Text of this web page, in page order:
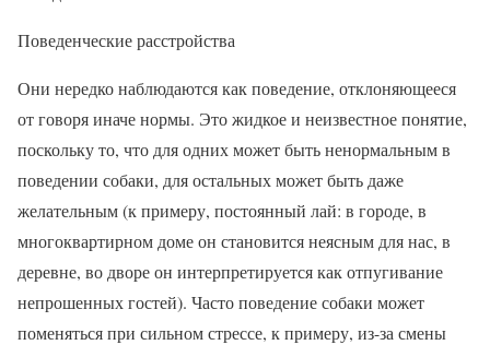
Поведенческие расстройства
Они нередко наблюдаются как поведение, отклоняющееся
от говоря иначе нормы. Это жидкое и неизвестное понятие,
поскольку то, что для одних может быть ненормальным в
поведении собаки, для остальных может быть даже
желательным (к примеру, постоянный лай: в городе, в
многоквартирном доме он становится неясным для нас, в
деревне, во дворе он интерпретируется как отпугивание
непрошенных гостей). Часто поведение собаки может
поменяться при сильном стрессе, к примеру, из-за смены